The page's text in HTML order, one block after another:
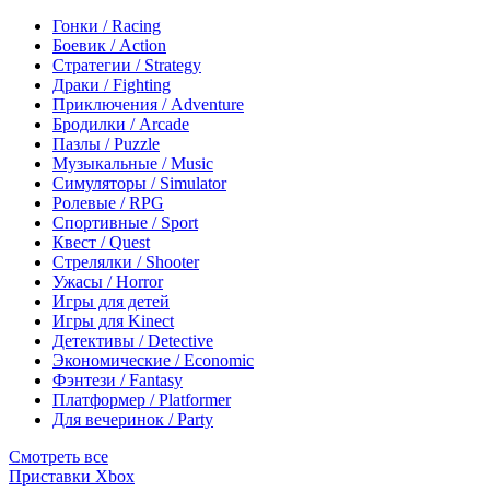
Гонки / Racing
Боевик / Action
Стратегии / Strategy
Драки / Fighting
Приключения / Adventure
Бродилки / Arcade
Пазлы / Puzzle
Музыкальные / Music
Симуляторы / Simulator
Ролевые / RPG
Спортивные / Sport
Квест / Quest
Стрелялки / Shooter
Ужасы / Horror
Игры для детей
Игры для Kinect
Детективы / Detective
Экономические / Economic
Фэнтези / Fantasy
Платформер / Platformer
Для вечеринок / Party
Смотреть все
Приставки Xbox